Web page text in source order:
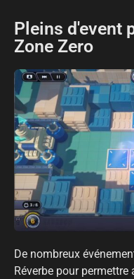
Pleins d'event
Zone Zero
De nombreux
Réverbe pour